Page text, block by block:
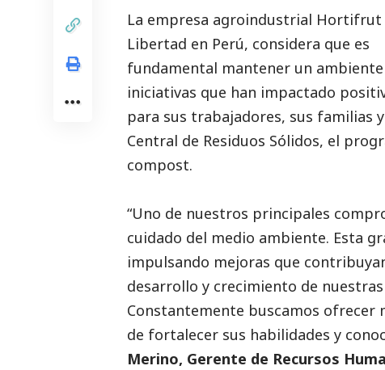
La empresa agroindustrial Hortifrut
Libertad en Perú, considera que es
fundamental mantener un
iniciativas que han impactado
para sus trabajadores, sus familias
Central de Residuos Sólidos, el
compost.
“Uno de nuestros principales
cuidado del medio ambiente. Esta
impulsando mejoras que
desarrollo y crecimiento de nuestras
Constantemente buscamos ofrecer
de fortalecer sus habilidades y
Merino, Gerente de Recursos